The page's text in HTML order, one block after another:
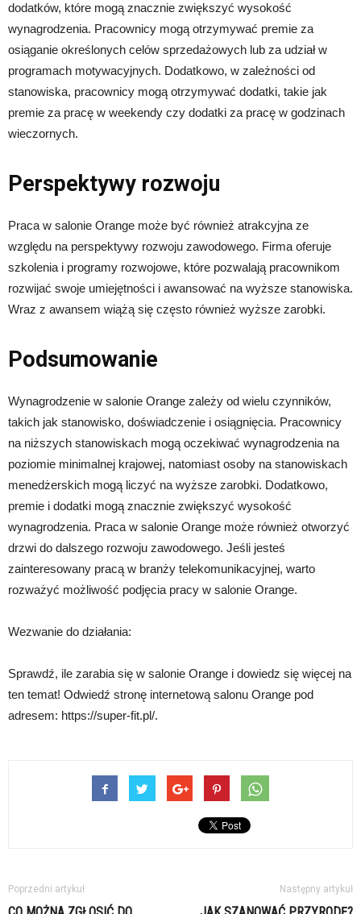
dodatków, które mogą znacznie zwiększyć wysokość
wynagrodzenia. Pracownicy mogą otrzymywać premie za
osiąganie określonych celów sprzedażowych lub za udział w
programach motywacyjnych. Dodatkowo, w zależności od
stanowiska, pracownicy mogą otrzymywać dodatki, takie jak
premie za pracę w weekendy czy dodatki za pracę w godzinach
wieczornych.
Perspektywy rozwoju
Praca w salonie Orange może być również atrakcyjna ze
względu na perspektywy rozwoju zawodowego. Firma oferuje
szkolenia i programy rozwojowe, które pozwalają pracownikom
rozwijać swoje umiejętności i awansować na wyższe stanowiska.
Wraz z awansem wiążą się często również wyższe zarobki.
Podsumowanie
Wynagrodzenie w salonie Orange zależy od wielu czynników,
takich jak stanowisko, doświadczenie i osiągnięcia. Pracownicy
na niższych stanowiskach mogą oczekiwać wynagrodzenia na
poziomie minimalnej krajowej, natomiast osoby na stanowiskach
menedżerskich mogą liczyć na wyższe zarobki. Dodatkowo,
premie i dodatki mogą znacznie zwiększyć wysokość
wynagrodzenia. Praca w salonie Orange może również otworzyć
drzwi do dalszego rozwoju zawodowego. Jeśli jesteś
zainteresowany pracą w branży telekomunikacyjnej, warto
rozważyć możliwość podjęcia pracy w salonie Orange.
Wezwanie do działania:
Sprawdź, ile zarabia się w salonie Orange i dowiedz się więcej na
ten temat! Odwiedź stronę internetową salonu Orange pod
adresem: https://super-fit.pl/.
Poprzedni artykuł Następny artykuł